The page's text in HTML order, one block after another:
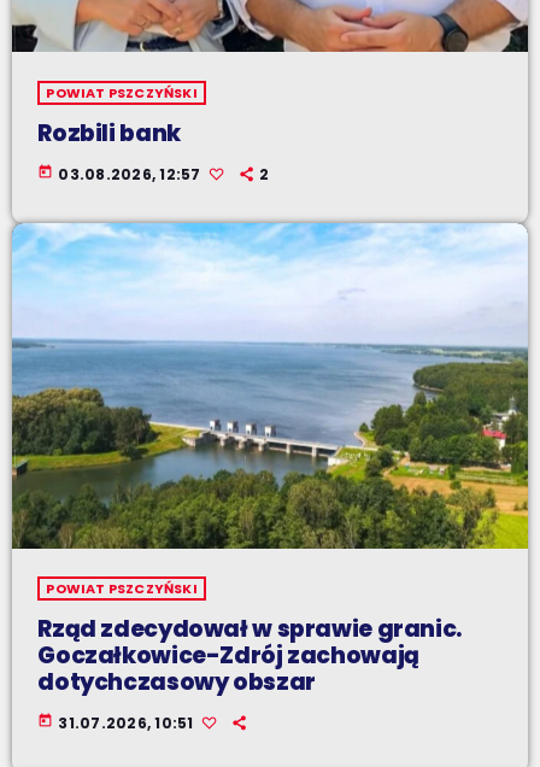
POWIAT PSZCZYŃSKI
Rozbili bank
today 03.08.2026, 12:57 2
POWIAT PSZCZYŃSKI
Rząd zdecydował w sprawie granic.
Goczałkowice-Zdrój zachowają
dotychczasowy obszar
today 31.07.2026, 10:51